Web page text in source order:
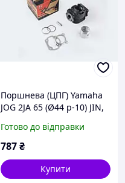
Поршнева (ЦПГ) Yamaha
JOG 2JA 65 (Ø44 p-10) JIN,
Готово до відправки
787₴
Купити